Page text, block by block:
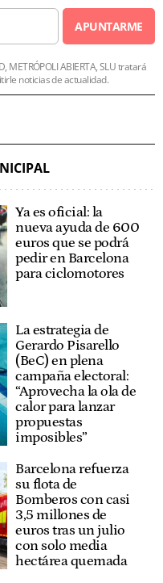
APUNTARME
METRÓPOLI ABIERTA, SLU tratará
noticias de actualidad.
Ya es oficial: la
nueva ayuda de 600
euros que se podrá
pedir en Barcelona
para ciclomotores
La estrategia de
Gerardo Pisarello
(BeC) en plena
campaña electoral:
“Aprovecha la ola de
calor para lanzar
propuestas
imposibles”
Barcelona refuerza
su flota de
Bomberos con casi
3,5 millones de
euros tras un julio
con solo media
hectárea quemada